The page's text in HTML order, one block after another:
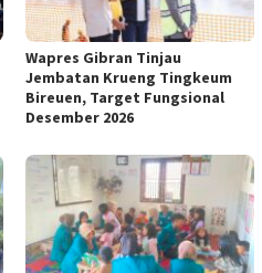
Wapres Gibran Tinjau
Jembatan Krueng Tingkeum
Bireuen, Target Fungsional
Desember 2026